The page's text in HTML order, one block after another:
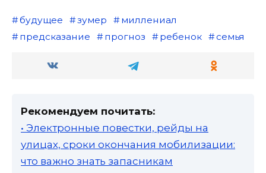
будущее зумер
миллениал
предсказание
прогноз ребенок семья
Рекомендуем почитать:
• Электронные повестки, рейды на
улицах, сроки окончания мобилизации:
что важно знать запасникам